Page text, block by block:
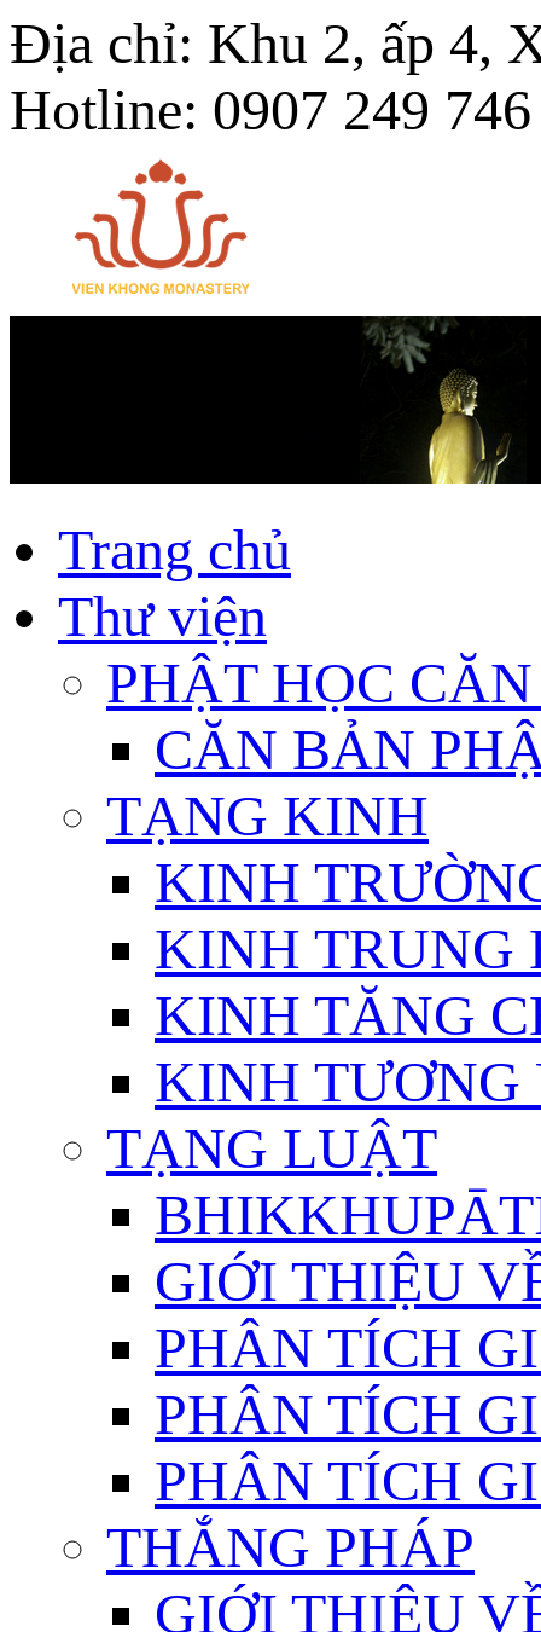
Địa chỉ: Khu 2, ấp 4,
Hotline: 0907 249 746
Trang chủ
Thư viện
PHẬT HỌC
CĂN BẢN
TẠNG KINH
KINH
KINH TRUNG
KINH TĂNG
KINH TƯƠNG
TẠNG LUẬT
GIỚI THIỆU
PHÂN TÍCH
PHÂN TÍCH
PHÂN TÍCH
THẮNG PHÁP
GIỚI THIỆU